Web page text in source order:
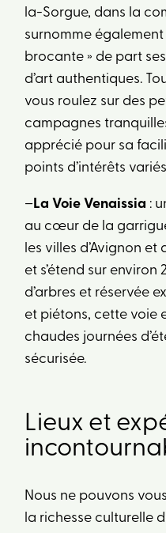
la-Sorgue, dans la
surnomme
brocante » de part
d’art authentiques.
vous roulez sur des
campagnes
apprécié pour sa
points d’intérêts
–La Voie Venaissia :
au cœur de la
les villes d’Avignon
et s’étend sur
d’arbres et réservée
et piétons, cette voie
chaudes journées
sécurisée.
Lieux et
Nous ne pouvons
la richesse culturelle